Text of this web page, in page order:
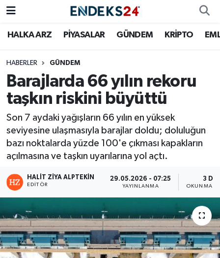
HALKA ARZ PİYASALAR GÜNDEM KRİPTO
HABERLER GÜNDEM
Barajlarda 66 yılın rekoru
taşkın riskini büyüttü
Son 7 aydaki yağışların 66 yılın en yüksek
seviyesine ulaşmasıyla barajlar doldu; doluluğun
bazı noktalarda yüzde 100'e çıkması kapakların
açılmasına ve taşkın uyarılarına yol açtı.
HALIT ZIYA ALPTEKIN
EDITÖR
29.05.2026 - 07:25
YAYINLANMA
3 DK
OKUNMA
EMLAK
ENERJİ
GÜNDEM
HALKA ARZ
KRİPTO
PİYASALAR
SAVUNMA
Nöbetçi Eczaneler
Hava Durumu
Trafik Durumu
Süper Lig Puan Durumu ve Fikstür
Tüm Manşetler
Son Dakika Haberleri
Haber Arşivi